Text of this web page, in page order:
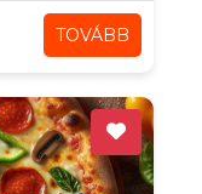
TOVÁBB